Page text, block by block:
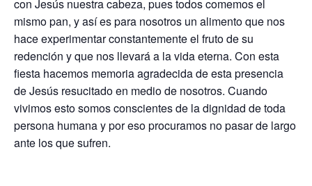
con Jesús nuestra cabeza, pues todos comemos el
mismo pan, y así es para nosotros un alimento que nos
hace experimentar constantemente el fruto de su
redención y que nos llevará a la vida eterna. Con esta
fiesta hacemos memoria agradecida de esta presencia
de Jesús resucitado en medio de nosotros. Cuando
vivimos esto somos conscientes de la dignidad de toda
persona humana y por eso procuramos no pasar de largo
ante los que sufren.